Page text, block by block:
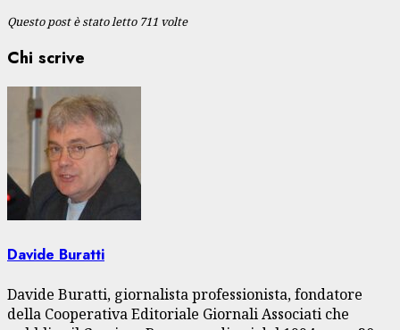
Questo post è stato letto 711 volte
Chi scrive
Davide Buratti
Davide Buratti, giornalista professionista, fondatore
della Cooperativa Editoriale Giornali Associati che